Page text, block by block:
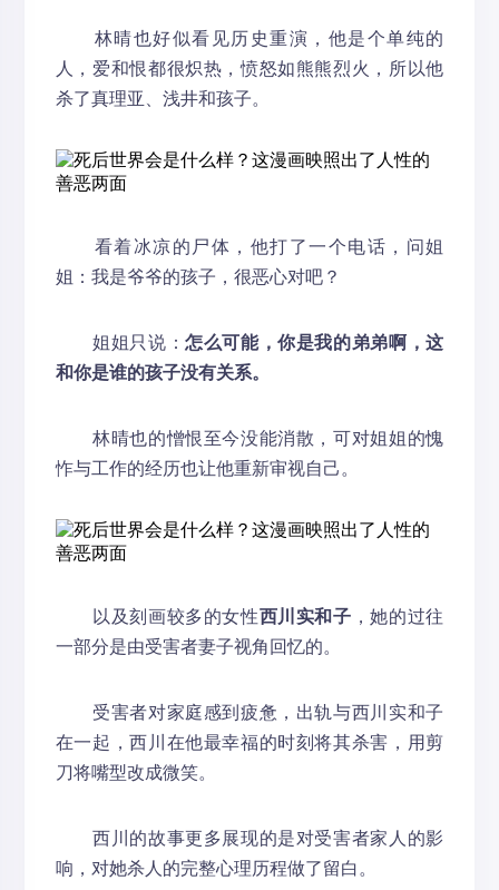
林晴也好似看见历史重演，他是个单纯的
人，爱和恨都很炽热，愤怒如熊熊烈火，所以他
杀了真理亚、浅井和孩子。
看着冰凉的尸体，他打了一个电话，问姐
姐：我是爷爷的孩子，很恶心对吧？
姐姐只说：怎么可能，你是我的弟弟啊，这
和你是谁的孩子没有关系。
林晴也的憎恨至今没能消散，可对姐姐的愧
怍与工作的经历也让他重新审视自己。
以及刻画较多的女性西川实和子 ，她的过往
一部分是由受害者妻子视角回忆的。
受害者对家庭感到疲惫，出轨与西川实和子
在一起，西川在他最幸福的时刻将其杀害，用剪
刀将嘴型改成微笑。
西川的故事更多展现的是对受害者家人的影
响，对她杀人的完整心理历程做了留白。